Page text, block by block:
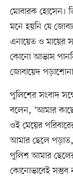
মোবারক হোসেন।
মনে হয়নি যে
এনায়েত ও মায়ের
কোনো আভাস
জোবায়েদ
পুলিশের সংবাদ
বলেন, ‘আমার
ওই মেয়ের
আমার ছেলে পড়াত,
পুলিশ আমার ছেলের
কোনোভাবেই